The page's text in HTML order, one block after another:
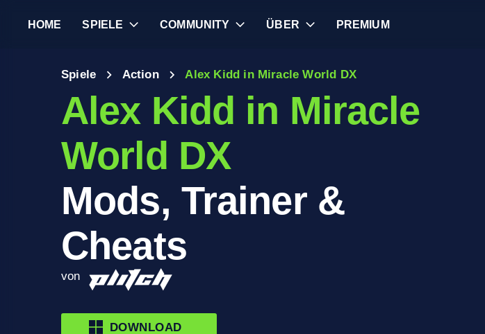
HOME SPIELE COMMUNITY ÜBER PREMIUM
Spiele Action Alex Kidd in Miracle World DX
Alex Kidd in Miracle
World DX
Mods, Trainer &
Cheats
von
DOWNLOAD